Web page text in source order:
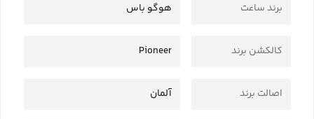
برند ساعت هوگو باس
کالکشن برند Pioneer
اصالت برند آلمان